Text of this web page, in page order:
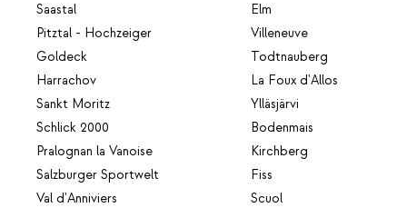
Saastal
Pitztal - Hochzeiger
Goldeck
Harrachov
Sankt Moritz
Schlick 2000
Pralognan la Vanoise
Salzburger Sportwelt
Val d'Anniviers
Elm
Villeneuve
Todtnauberg
La Foux d'Allos
Ylläsjärvi
Bodenmais
Kirchberg
Fiss
Scuol